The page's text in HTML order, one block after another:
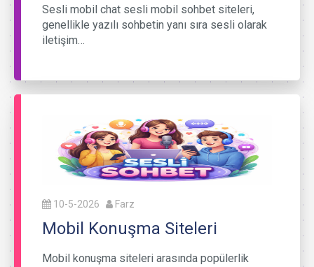
Sesli mobil chat sesli mobil sohbet siteleri,
genellikle yazılı sohbetin yanı sıra sesli olarak
iletişim…
10-5-2026 Farz
Mobil Konuşma Siteleri
Mobil konuşma siteleri arasında popülerlik